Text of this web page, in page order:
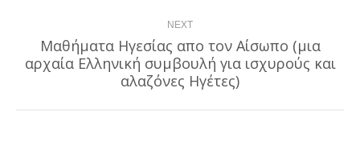
NEXT
Next
post:
Μαθήματα Ηγεσίας απο τον Αίσωπο (μια
αρχαία Ελληνική συμβουλή για ισχυρούς και
αλαζόνες Ηγέτες)